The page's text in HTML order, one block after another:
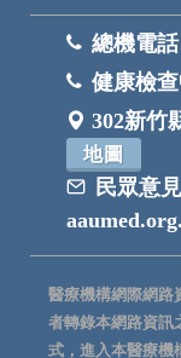
總機電話
健康檢
302新竹
地圖
民眾意
醫療機構網際網路
者轉錄本網路資訊
式，進入本醫療機